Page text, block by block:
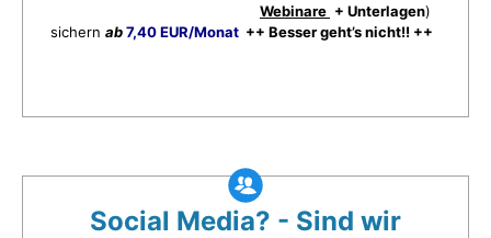
Webinare + Unterlagen)
sichern ab7,40 EUR/Monat ++ Besser geht’s nicht!! ++
Social Media? - Sind wir